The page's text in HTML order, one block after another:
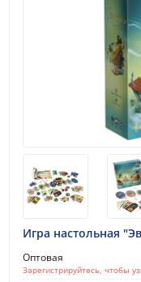
Игра настольная
Оптовая
Зарегистрируйтесь, чтобы